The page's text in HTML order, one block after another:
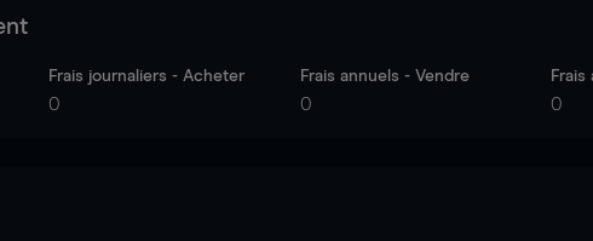
Frais journaliers - Acheter
0
Frais annuels - Vendre
0 0